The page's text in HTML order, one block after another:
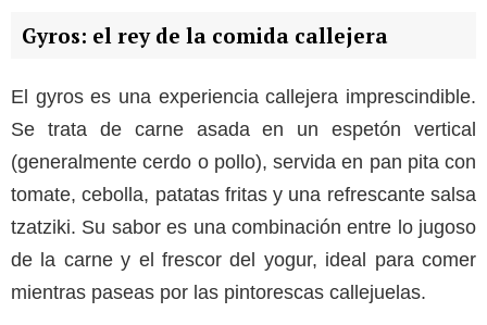
Gyros: el rey de la comida callejera
El gyros es una experiencia callejera imprescindible.
Se trata de carne asada en un espetón vertical
(generalmente cerdo o pollo), servida en pan pita con
tomate, cebolla, patatas fritas y una refrescante salsa
tzatziki. Su sabor es una combinación entre lo jugoso
de la carne y el frescor del yogur, ideal para comer
mientras paseas por las pintorescas callejuelas.